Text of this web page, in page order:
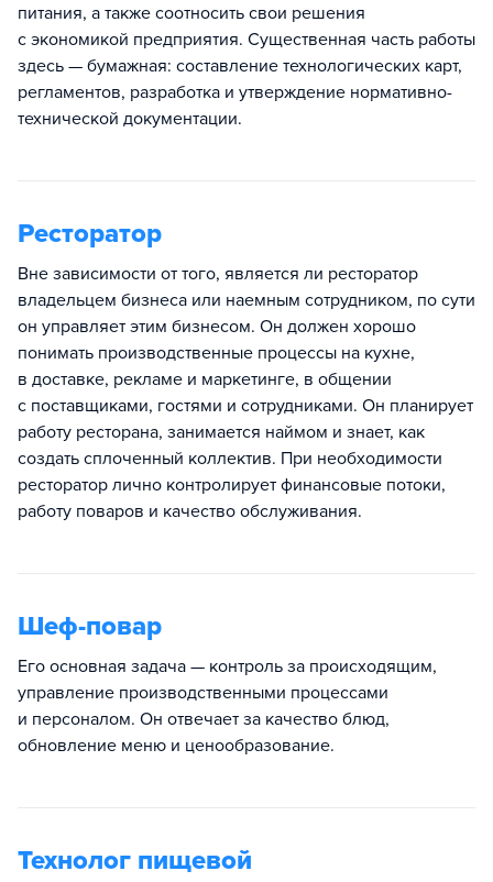
питания, а также соотносить свои решения
с экономикой предприятия. Существенная часть работы
здесь — бумажная: составление технологических карт,
регламентов, разработка и утверждение нормативно-
технической документации.
Ресторатор
Вне зависимости от того, является ли ресторатор
владельцем бизнеса или наемным сотрудником, по сути
он управляет этим бизнесом. Он должен хорошо
понимать производственные процессы на кухне,
в доставке, рекламе и маркетинге, в общении
с поставщиками, гостями и сотрудниками. Он планирует
работу ресторана, занимается наймом и знает, как
создать сплоченный коллектив. При необходимости
ресторатор лично контролирует финансовые потоки,
работу поваров и качество обслуживания.
Шеф-повар
Его основная задача — контроль за происходящим,
управление производственными процессами
и персоналом. Он отвечает за качество блюд,
обновление меню и ценообразование.
Технолог пищевой